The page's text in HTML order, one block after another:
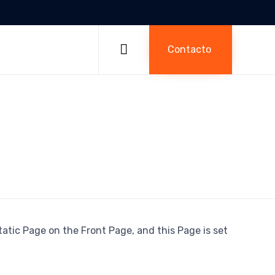
 Contacto
Page on the Front Page, and this Page is set